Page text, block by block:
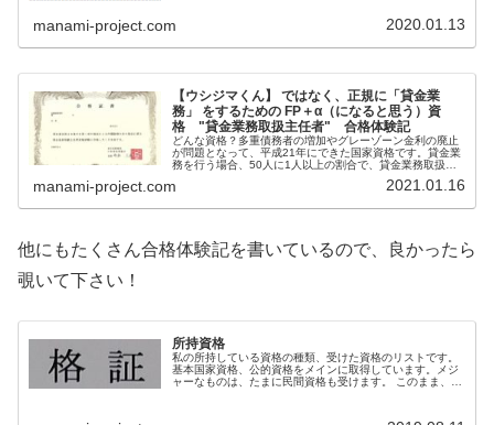
manami-project.com 2020.01.13
【ウシジマくん】 ではなく、正規に「貸金業
務」 をするための FP＋α（になると思う）資
格 "貸金業務取扱主任者" 合格体験記
どんな資格？多重債務者の増加やグレーゾーン金利の廃止
が問題となって、平成21年にできた国家資格です。貸金業
務を行う場合、50人に1人以上の割合で、貸金業務取扱主
す！覚えておくように！）私の認...
manami-project.com 2021.01.16
他にもたくさん合格体験記を書いているので、良かったら
覗いて下さい！
所持資格
私の所持している資格の種類、受けた資格のリストです。
基本国家資格、公的資格をメインに取得しています。メジ
ャーなものは、たまに民間資格も受けます。 このまま、リ